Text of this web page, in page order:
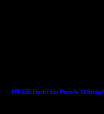
PALMER: Piastri Sao Paulo’da 10